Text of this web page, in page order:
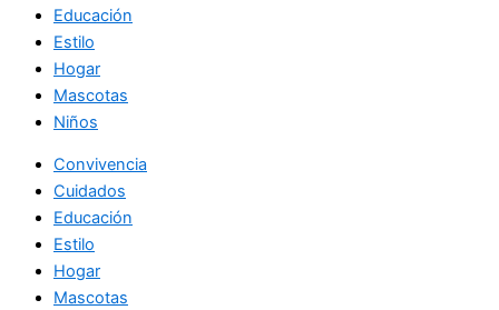
Educación
Estilo
Hogar
Mascotas
Niños
Convivencia
Cuidados
Educación
Estilo
Hogar
Mascotas